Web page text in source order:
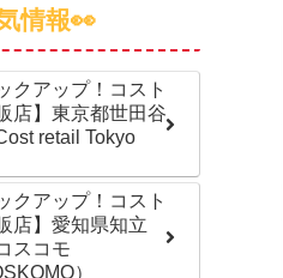
情報👀
クアップ！コスト
店】東京都世田谷
retail Tokyo
クアップ！コスト
店】愛知県知立
スコモ
）